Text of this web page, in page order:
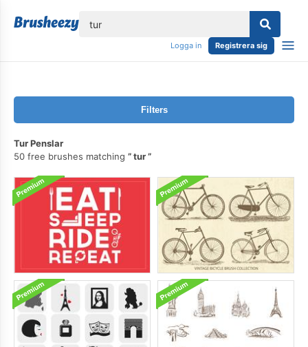
Logga in Registrera sig
Filters
Tur Penslar
50 free brushes matching
tur